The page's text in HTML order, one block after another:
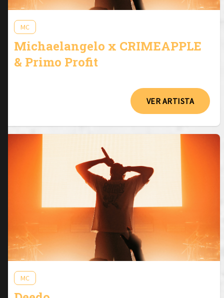
MC
Michaelangelo x CRIMEAPPLE
& Primo Profit
VER ARTISTA
MC